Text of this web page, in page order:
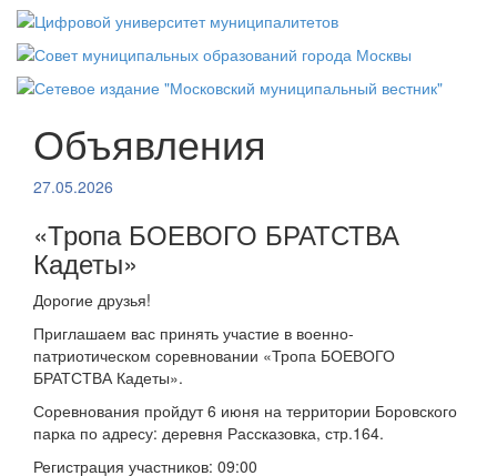
Объявления
27.05.2026
«Тропа БОЕВОГО БРАТСТВА
Кадеты»
Дорогие друзья!
Приглашаем вас принять участие в военно-
патриотическом соревновании «Тропа БОЕВОГО
БРАТСТВА Кадеты».
Соревнования пройдут 6 июня на территории Боровского
парка по адресу: деревня Рассказовка, стр.164.
Регистрация участников: 09:00